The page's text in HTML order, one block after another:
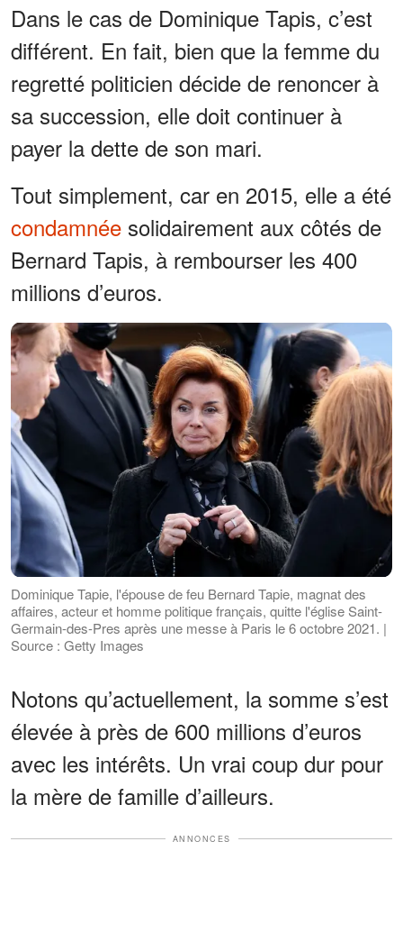
Dans le cas de Dominique Tapis, c’est
différent. En fait, bien que la femme du
regretté politicien décide de renoncer à
sa succession, elle doit continuer à
payer la dette de son mari.
Tout simplement, car en 2015, elle a été
condamnée solidairement aux côtés de
Bernard Tapis, à rembourser les 400
millions d’euros.
Dominique Tapie, l'épouse de feu Bernard Tapie, magnat des
affaires, acteur et homme politique français, quitte l'église Saint-
Germain-des-Pres après une messe à Paris le 6 octobre 2021. |
Source : Getty Images
Notons qu’actuellement, la somme s’est
élevée à près de 600 millions d’euros
avec les intérêts. Un vrai coup dur pour
la mère de famille d’ailleurs.
ANNONCES